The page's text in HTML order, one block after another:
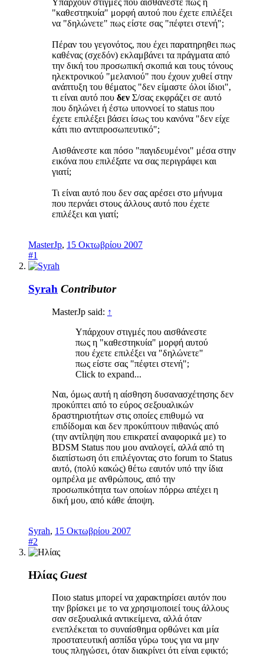
Υπάρχουν στιγμές που αισθάνεστε πως η
"καθεστηκυία" μορφή αυτού που έχετε επιλέξει
να "δηλώνετε" πως είστε σας "πέφτει στενή";
Πέραν του γεγονότος, που έχει παρατηρηθει πως
καθένας (σχεδόν) εκλαμβάνει τα πράγματα από
την δική του προσωπική σκοπιά και τους τόνους
ηλεκτρονικού "μελανιού" που έχουν χυθεί στην
ανάπτυξη του θέματος "δεν είμαστε όλοι ίδιοι",
τι είναι αυτό που δεν Σ/σας εκφράζει σε αυτό
που δηλώνει ή έστω υποννοεί το status που
έχετε επιλέξει βάσει ίσως του κανόνα "δεν είχε
κάτι πιο αντιπροσωπευτικό";
Αισθάνεστε και πόσο "παγιδευμένοι" μέσα στην
εικόνα που επιλέξατε να σας περιγράφει και
γιατί;
Τι είναι αυτό που δεν σας αρέσει στο μήνυμα
που περνάει στους άλλους αυτό που έχετε
επιλέξει και γιατί;
MasterJp, 15 Οκτωβρίου 2007
#1
Syrah Contributor
MasterJp said: ↑
Υπάρχουν στιγμές που αισθάνεστε
πως η "καθεστηκυία" μορφή αυτού
που έχετε επιλέξει να "δηλώνετε"
πως είστε σας "πέφτει στενή";
Click to expand...
Ναι, όμως αυτή η αίσθηση δυσανασχέτησης δεν
προκύπτει από το εύρος σεξουαλικών
δραστηριοτήτων στις οποίες επιθυμώ να
επιδίδομαι και δεν προκύπτουν πιθανώς από
(την αντίληψη που επικρατεί αναφορικά με) το
BDSM Status που μου αναλογεί, αλλά από τη
διαπίστωση ότι επιλέγοντας στο forum το Status
αυτό, (πολύ κακώς) θέτω εαυτόν υπό την ίδια
ομπρέλα με ανθρώπους, από την
προσωπικότητα των οποίων πόρρω απέχει η
δική μου, από κάθε άποψη.
Syrah, 15 Οκτωβρίου 2007
#2
Ηλίας Guest
Ποιο status μπορεί να χαρακτηρίσει αυτόν που
την βρίσκει με το να χρησιμοποιεί τους άλλους
σαν σεξουαλικά αντικείμενα, αλλά όταν
ενεπλέκεται το συναίσθημα ορθώνει και μία
προστατευτική ασπίδα γύρω τους για να μην
τους πληγώσει, όταν διακρίνει ότι είναι εφικτό;